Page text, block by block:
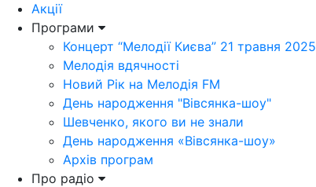
Акції
Програми
Концерт “Мелодії Києва” 21 травня 2025
Мелодія вдячності
Новий Рік на Мелодія FM
День народження "Вівсянка-шоу"
Шевченко, якого ви не знали
День народження «Вівсянка-шоу»
Архів програм
Про радіо